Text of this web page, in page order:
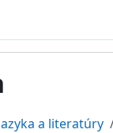
a literatúry